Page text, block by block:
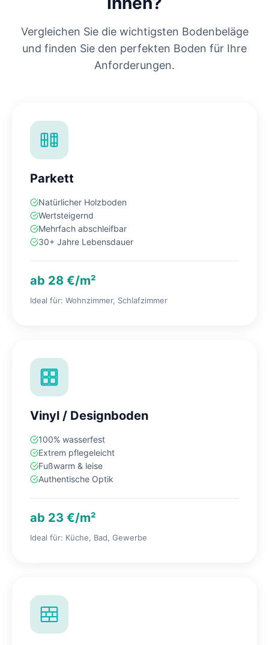
Vergleichen Sie die wichtigsten Bodenbeläge
und finden Sie den perfekten Boden für Ihre
Anforderungen.
Parkett
Natürlicher Holzboden
Wertsteigernd
Mehrfach abschleifbar
30+ Jahre Lebensdauer
ab 28 €/m²
Ideal für: Wohnzimmer, Schlafzimmer
Vinyl / Designboden
100% wasserfest
Extrem pflegeleicht
Fußwarm & leise
Authentische Optik
ab 23 €/m²
Ideal für: Küche, Bad, Gewerbe